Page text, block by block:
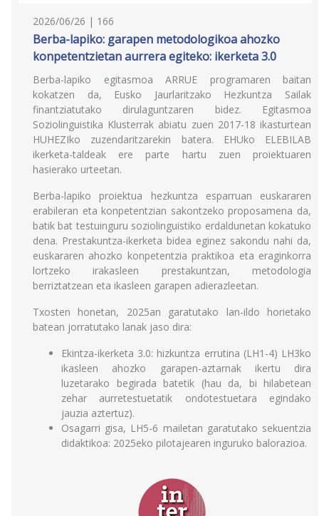
2026/06/26 | 166
Berba-lapiko: garapen metodologikoa ahozko
konpetentzietan aurrera egiteko: ikerketa 3.0
Berba-lapiko egitasmoa ARRUE programaren baitan
kokatzen da, Eusko Jaurlaritzako Hezkuntza Sailak
finantziatutako dirulaguntzaren bidez. Egitasmoa
Soziolinguistika Klusterrak abiatu zuen 2017-18 ikasturtean
HUHEZIko zuzendaritzarekin batera. EHUko ELEBILAB
ikerketa-taldeak ere parte hartu zuen proiektuaren
hasierako urteetan.
Berba-lapiko proiektua hezkuntza esparruan euskararen
erabileran eta konpetentzian sakontzeko proposamena da,
batik bat testuinguru soziolinguistiko erdaldunetan kokatuko
dena. Prestakuntza-ikerketa bidea eginez sakondu nahi da,
euskararen ahozko konpetentzia praktikoa eta eraginkorra
lortzeko irakasleen prestakuntzan, metodologia
berriztatzean eta ikasleen garapen adierazleetan.
Txosten honetan, 2025an garatutako lan-ildo horietako
batean jorratutako lanak jaso dira:
Ekintza-ikerketa 3.0: hizkuntza errutina (LH1-4) LH3ko
ikasleen ahozko garapen-aztarnak ikertu dira
luzetarako begirada batetik (hau da, bi hilabetean
zehar aurretestuetatik ondotestuetara egindako
jauzia aztertuz).
Osagarri gisa, LH5-6 mailetan garatutako sekuentzia
didaktikoa: 2025eko pilotajearen inguruko balorazioa.